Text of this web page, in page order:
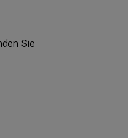
Sie